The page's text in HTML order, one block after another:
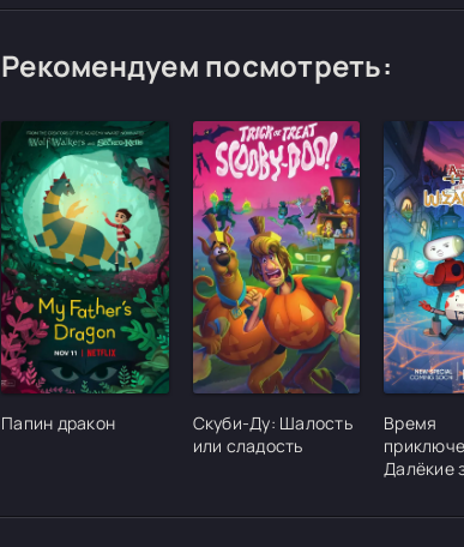
Рекомендуем посмотреть:
[/xfgiven_cvh_poster_urlcvh_poster_url]
Папин дракон
[/
Скуби-Ду: Шалость
или сладость
[/
Время
Далёкие